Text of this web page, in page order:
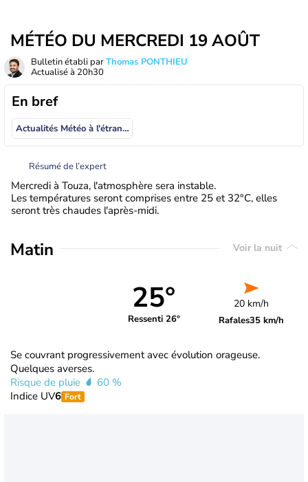
MÉTÉO DU MERCREDI 19 AOÛT
Bulletin établi parThomas PONTHIEU
Actualisé à 20h30
En bref
Actualités Météo à l'étranger
Résumé de l’expert
Mercredi à Touza, l'atmosphère sera instable.
Les températures seront comprises entre 25 et 32°C, elles
seront très chaudes l'après-midi.
Matin Voir la nuit
25°
Ressenti 26°
20 km/h
Rafales35 km/h
Se couvrant progressivement avec évolution orageuse.
Quelques averses.
Risque de pluie
60 %
Indice UV6 Fort